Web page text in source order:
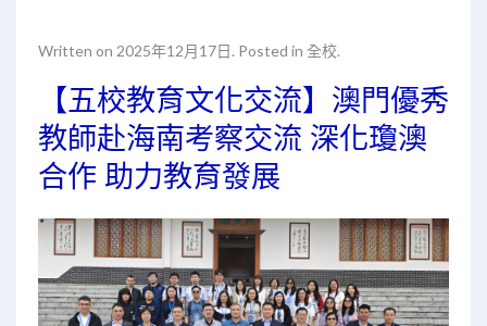
Written on 2025年12月17日. Posted in 全校.
【五校教育文化交流】澳門優秀
教師赴海南考察交流 深化瓊澳
合作 助力教育發展